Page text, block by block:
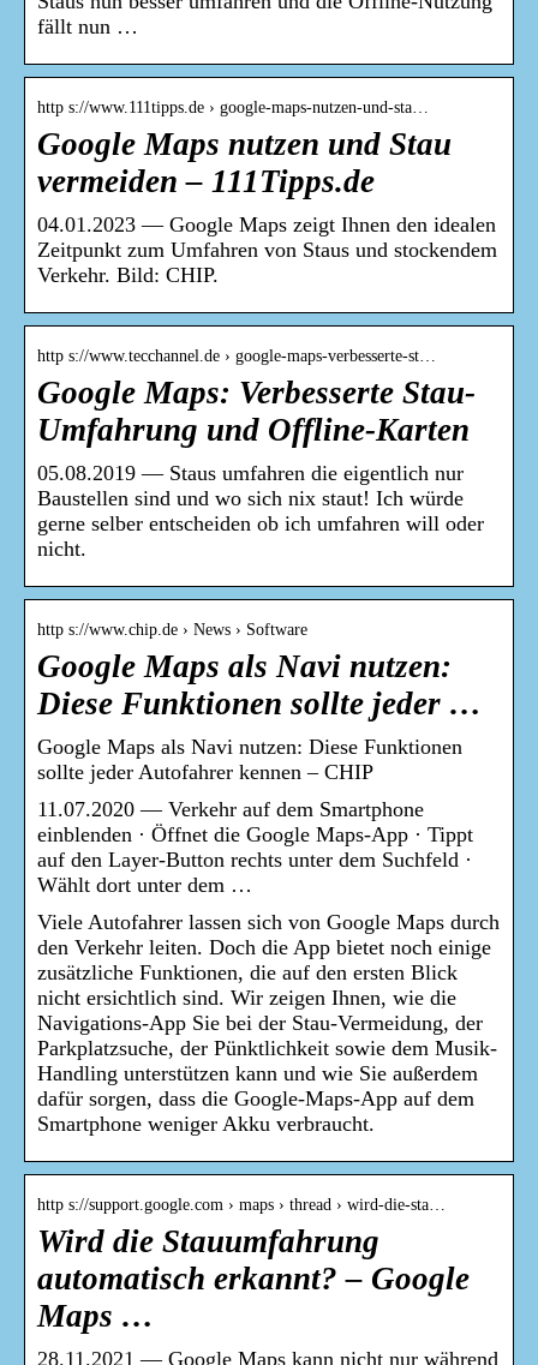
fällt nun …
http s://www.111tipps.de › google-maps-nutzen-und-sta…
Google Maps nutzen und Stau
vermeiden – 111Tipps.de
04.01.2023 — Google Maps zeigt Ihnen den idealen
Zeitpunkt zum Umfahren von Staus und stockendem
Verkehr. Bild: CHIP.
http s://www.tecchannel.de › google-maps-verbesserte-st…
Google Maps: Verbesserte Stau-
Umfahrung und Offline-Karten
05.08.2019 — Staus umfahren die eigentlich nur
Baustellen sind und wo sich nix staut! Ich würde
gerne selber entscheiden ob ich umfahren will oder
nicht.
http s://www.chip.de › News › Software
Google Maps als Navi nutzen:
Diese Funktionen sollte jeder …
Google Maps als Navi nutzen: Diese Funktionen
sollte jeder Autofahrer kennen – CHIP
11.07.2020 — Verkehr auf dem Smartphone
einblenden · Öffnet die Google Maps-App · Tippt
auf den Layer-Button rechts unter dem Suchfeld ·
Wählt dort unter dem …
Viele Autofahrer lassen sich von Google Maps durch
den Verkehr leiten. Doch die App bietet noch einige
zusätzliche Funktionen, die auf den ersten Blick
nicht ersichtlich sind. Wir zeigen Ihnen, wie die
Navigations-App Sie bei der Stau-Vermeidung, der
Parkplatzsuche, der Pünktlichkeit sowie dem Musik-
Handling unterstützen kann und wie Sie außerdem
dafür sorgen, dass die Google-Maps-App auf dem
Smartphone weniger Akku verbraucht.
http s://support.google.com › maps › thread › wird-die-sta…
Wird die Stauumfahrung
automatisch erkannt? – Google
Maps …
28.11.2021 — Google Maps kann nicht nur während